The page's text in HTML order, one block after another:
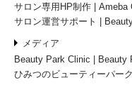
サロン専用HP制作
Ameba
サロン運営サポート
メディア
Beauty Park Clinic
Beauty
ひみつのビューティーパーク